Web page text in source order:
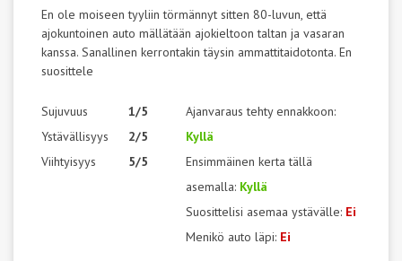
En ole moiseen tyyliin törmännyt sitten 80-luvun, että
ajokuntoinen auto mällätään ajokieltoon taltan ja vasaran
kanssa. Sanallinen kerrontakin täysin ammattitaidotonta. En
suosittele
Sujuvuus
Ystävällisyys
Viihtyisyys
1/5
2/5
5/5
Ajanvaraus tehty ennakkoon:
Kyllä
Ensimmäinen kerta tällä
asemalla: Kyllä
Suosittelisi asemaa ystävälle: Ei
Menikö auto läpi: Ei